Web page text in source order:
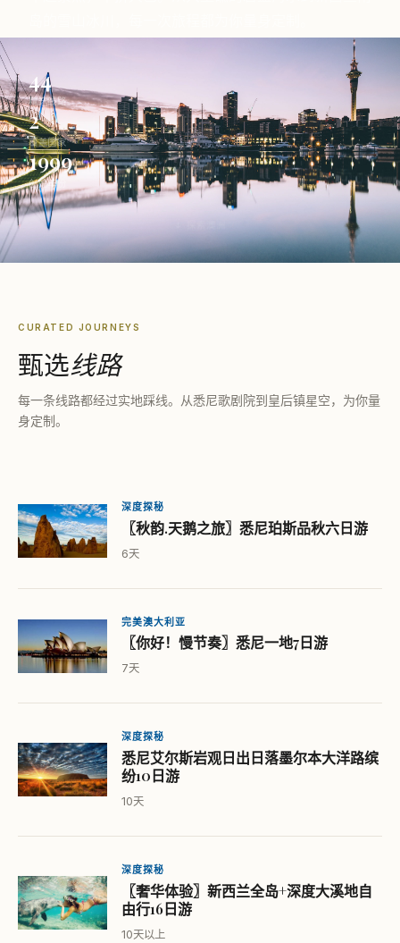
44
精选线路
2
覆盖国家
1999
创始年份
CURATED JOURNEYS
甄选线路
每一条线路都经过实地踩线。从悉尼歌剧院到皇后镇星空，为你量
身定制。
深度探秘
〖秋韵.天鹅之旅〗悉尼珀斯品秋六日游
6天
完美澳大利亚
〖你好！慢节奏〗悉尼一地7日游
7天
深度探秘
悉尼艾尔斯岩观日出日落墨尔本大洋路缤
纷10日游
10天
深度探秘
〖奢华体验〗新西兰全岛+深度大溪地自
由行16日游
10天以上